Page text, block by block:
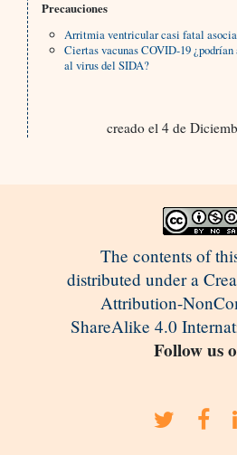
Precauciones
Arritmia ventricular casi fatal
Ciertas vacunas COVID-19
al virus del SIDA?
creado el 4 de
The contents of
distributed under a
Attribution-
ShareAlike 4.0
Follow us